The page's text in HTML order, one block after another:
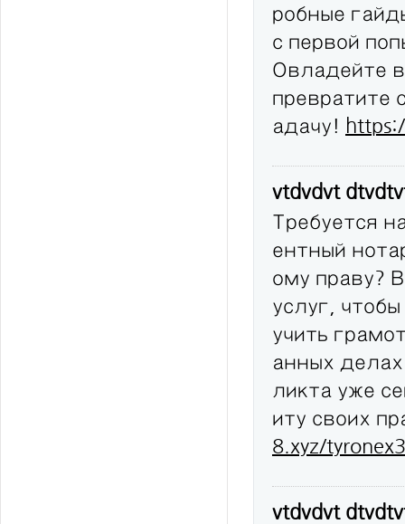
робные
с первой
Овладейте
превратите
адачу!
vtdvdvt
Требуется
ентный
ому праву?
услуг,
учить
анных
ликта уже
иту своих
8.xyz/
vtdvdvt